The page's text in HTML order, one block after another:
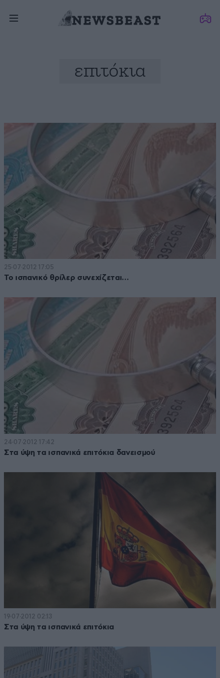
επιτόκια
25·07·2012 17:05
Το ισπανικό θρίλερ συνεχίζεται…
24·07·2012 17:42
Στα ύψη τα ισπανικά επιτόκια δανεισμού
19·07·2012 02:13
Στα ύψη τα ισπανικά επιτόκια